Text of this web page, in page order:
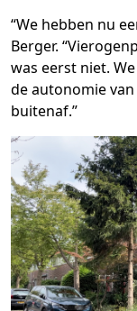
“We hebben nu
Berger.
was eerst niet.
de autonomie
buitenaf.”